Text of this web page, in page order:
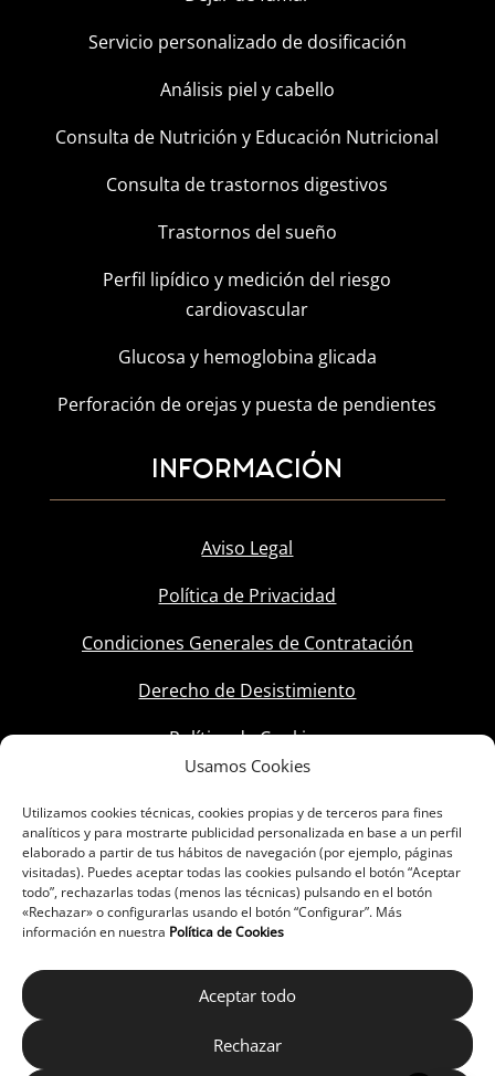
Usamos Cookies
Utilizamos cookies técnicas, cookies propias y de terceros para fines
analíticos y para mostrarte publicidad personalizada en base a un perfil
elaborado a partir de tus hábitos de navegación (por ejemplo, páginas
visitadas). Puedes aceptar todas las cookies pulsando el botón “Aceptar
todo”, rechazarlas todas (menos las técnicas) pulsando en el botón
«Rechazar» o configurarlas usando el botón “Configurar”. Más
información en nuestra Política de Cookies
Aceptar todo
Rechazar
Servicio personalizado de dosificación
Análisis piel y cabello
Consulta de Nutrición y Educación Nutricional
Consulta de trastornos digestivos
Trastornos del sueño
Perfil lipídico y medición del riesgo
cardiovascular
Glucosa y hemoglobina glicada
Perforación de orejas y puesta de pendientes
INFORMACIÓN
Aviso Legal
Política de Privacidad
Condiciones Generales de Contratación
Derecho de Desistimiento
Política de Cookies